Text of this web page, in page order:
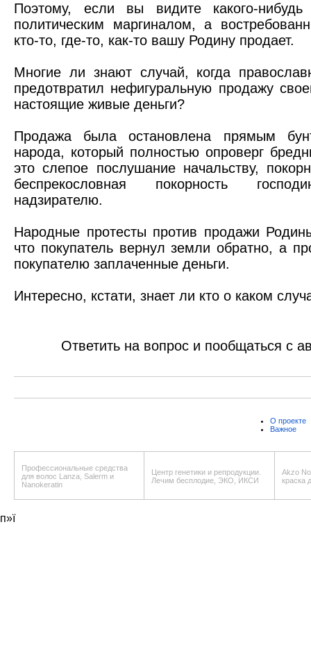
Поэтому, если вы видите какого-нибудь
политическим маргиналом, а
кто-то, где-то, как-то вашу Родину продает.
Многие ли знают случай, когда
предотвратил нефигуральную продажу
настоящие живые деньги?
Продажа была остановлена прямым
народа, который полностью опроверг
это слепое послушание начальству,
беспрекословная покорность
надзирателю.
Народные протесты против продажи
что покупатель вернул земли обратно, а
покупателю заплаченные деньги.
Интересно, кстати, знает ли кто о каком
Ответить на вопрос и пообщаться с
О проекте
Важное
Профессиональные средства
для волос Lanza, Salerm и
Nanokeratin
Центр генетики и репродукции.
Лечим бесплодие, ЭКО, ИКСИ
Akzo
краска
п»ї